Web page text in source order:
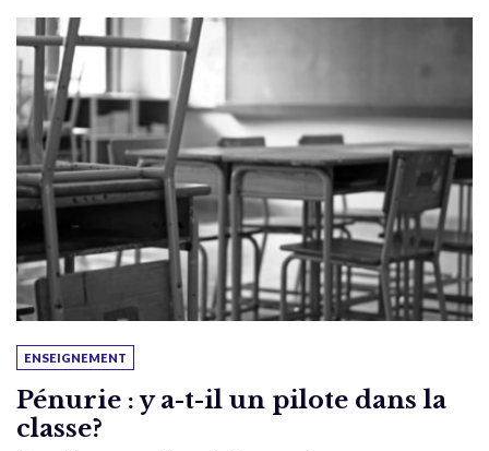
ENSEIGNEMENT
Pénurie : y a-t-il un pilote dans la
classe?